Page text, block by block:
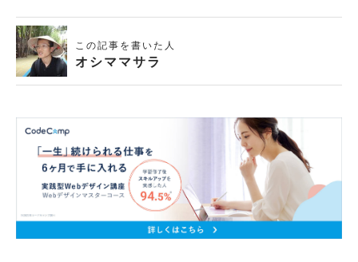
この記事を書いた人
オシママサラ